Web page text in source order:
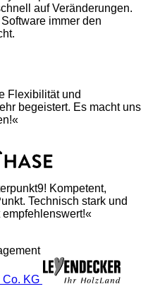
auf Veränderungen.
immer den
Flexibilität und
begeistert. Es macht uns
«
Kompetent,
Technisch stark und
«
Co. KG